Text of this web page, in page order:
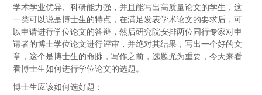
学术学业优异、科研能力强，并且能写出高质量论文的学生，这
一类可以说是博士生的特点，在满足发表学术论文的要求后，可
以申请进行学位论文的答辩，然后研究院安排两位同行专家对申
请者的博士学位论文进行评审，并绝对其结果，写出一个好的文
章，这个是博士生的命脉，写作之前，选题尤为重要，今天来看
看博士生如何进行学位论文的选题。
博士生应该如何选好题：